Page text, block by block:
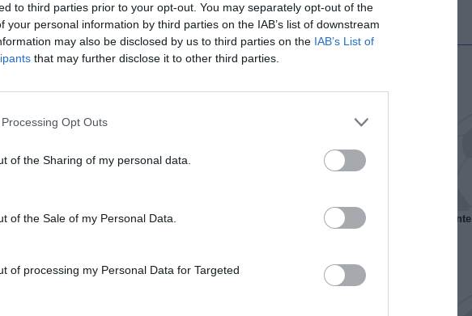
to third parties prior to your opt-out. You may separately opt-out of the
your personal information by third parties on the IAB’s list of downstream
may also be disclosed by us to third parties on the IAB’s List of
that may further disclose it to other third parties.
Opt Outs
of the Sharing of my personal data.
of the Sale of my Personal Data.
of processing my Personal Data for Targeted
Il Rayo Vallecano spinge per Zamorano Francia, il Marsiglia senza presidente